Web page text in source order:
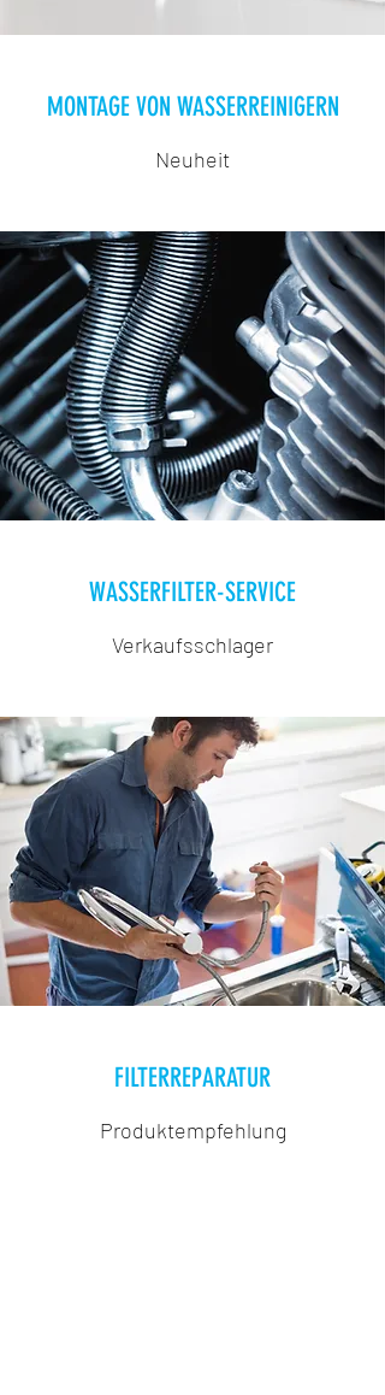
MONTAGE VON WASSERREINIGERN
Neuheit
WASSERFILTER-SERVICE
Verkaufsschlager
FILTERREPARATUR
Produktempfehlung